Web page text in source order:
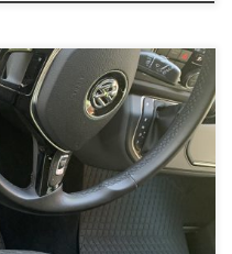
Версия ПО: 9978
и отключение системы
с дизельным двигателем.
оригинальные. Сажевый
Прошивка с увеличением